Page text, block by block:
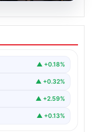
Müzik
Charles
23.▲ +0.18%
▲ +0.32%
▲ +2.59%
▲ +0.13%